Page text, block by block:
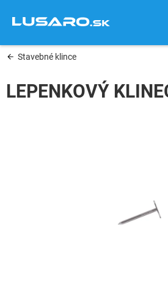
obsah
Stavebné klince
LEPENKOVÝ